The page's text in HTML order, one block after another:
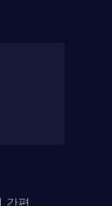
간편